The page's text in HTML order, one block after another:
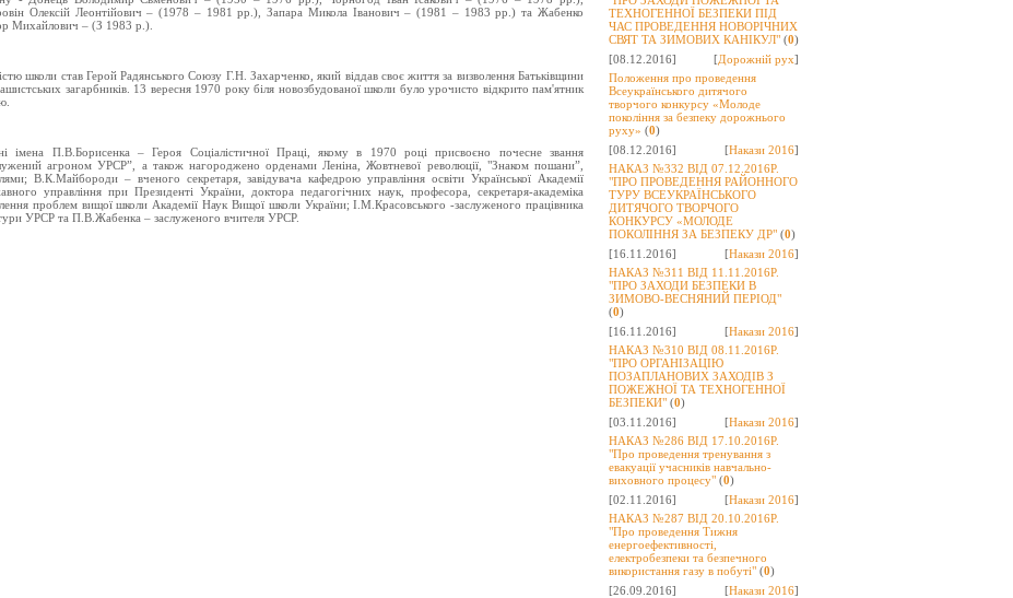
ТЕХНОГЕННОЇ БЕЗПЕКИ ПІД
ЧАС ПРОВЕДЕННЯ НОВОРІЧНИХ
СВЯТ ТА ЗИМОВИХ КАНІКУЛ" (0)
[08.12.2016]
[Дорожній рух]
Положення про проведення
Всеукраїнського дитячого
творчого конкурсу «Молоде
покоління за безпеку дорожнього
руху» (0)
[08.12.2016]
[Накази 2016]
НАКАЗ №332 ВІД 07.12.2016Р.
"ПРО ПРОВЕДЕННЯ РАЙОННОГО
ТУРУ ВСЕУКРАЇНСЬКОГО
ДИТЯЧОГО ТВОРЧОГО
КОНКУРСУ «МОЛОДЕ
ПОКОЛІННЯ ЗА БЕЗПЕКУ ДР" (0)
[16.11.2016]
[Накази 2016]
НАКАЗ №311 ВІД 11.11.2016Р.
"ПРО ЗАХОДИ БЕЗПЕКИ В
ЗИМОВО-ВЕСНЯНИЙ ПЕРІОД"
(0)
[16.11.2016]
[Накази 2016]
НАКАЗ №310 ВІД 08.11.2016Р.
"ПРО ОРГАНІЗАЦІЮ
ПОЗАПЛАНОВИХ ЗАХОДІВ З
ПОЖЕЖНОЇ ТА ТЕХНОГЕННОЇ
БЕЗПЕКИ" (0)
[03.11.2016]
[Накази 2016]
НАКАЗ №286 ВІД 17.10.2016Р.
"Про проведення тренування з
евакуації учасників навчально-
виховного процесу" (0)
[02.11.2016]
[Накази 2016]
НАКАЗ №287 ВІД 20.10.2016Р.
"Про проведення Тижня
енергоефективності,
електробезпеки та безпечного
використання газу в побуті" (0)
[26.09.2016]
[Накази 2016]
Олексій Леонтійович – (1978 – 1981 рр.), Запара Микола Іванович – (1981 – 1983 рр.) та Жабенко
Михайлович – (З 1983 р.).
школи став Герой Радянського Союзу Г.Н. Захарченко, який віддав своє життя за визволення Батьківщини
загарбників. 13 вересня 1970 року біля новозбудованої школи було урочисто відкрито пам'ятник
імена П.В.Борисенка – Героя Соціалістичної Праці, якому в 1970 році присвоєно почесне звання
агроном УРСР”, а також нагороджено орденами Леніна, Жовтневої революції, "Знаком пошани”,
В.К.Майбороди – вченого секретаря, завідувача кафедрою управління освіти Української Академії
управління при Президенті України, доктора педагогічних наук, професора, секретаря-академіка
проблем вищої школи Академії Наук Вищої школи України; І.М.Красовського -заслуженого працівника
УРСР та П.В.Жабенка – заслуженого вчителя УРСР.